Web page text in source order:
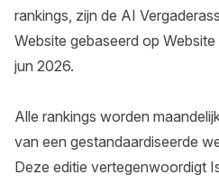
rankings, zijn de AI
Website gebaseerd op
jun 2026.
Alle rankings worden
van een gestandaardiseerde
Deze editie vertegenwoordigt